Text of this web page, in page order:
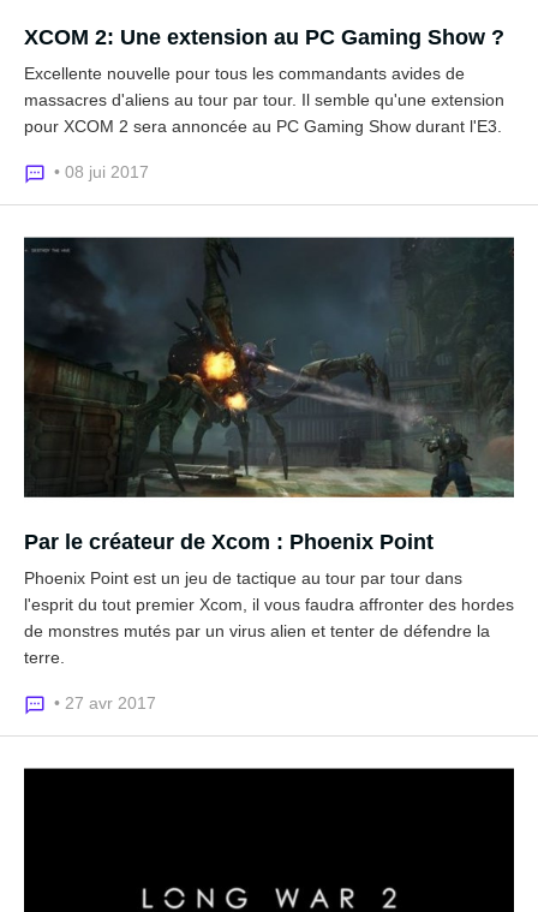
XCOM 2: Une extension au PC Gaming Show ?
Excellente nouvelle pour tous les commandants avides de
massacres d'aliens au tour par tour. Il semble qu'une extension
pour XCOM 2 sera annoncée au PC Gaming Show durant l'E3.
• 08 jui 2017
Par le créateur de Xcom : Phoenix Point
Phoenix Point est un jeu de tactique au tour par tour dans
l'esprit du tout premier Xcom, il vous faudra affronter des hordes
de monstres mutés par un virus alien et tenter de défendre la
terre.
• 27 avr 2017